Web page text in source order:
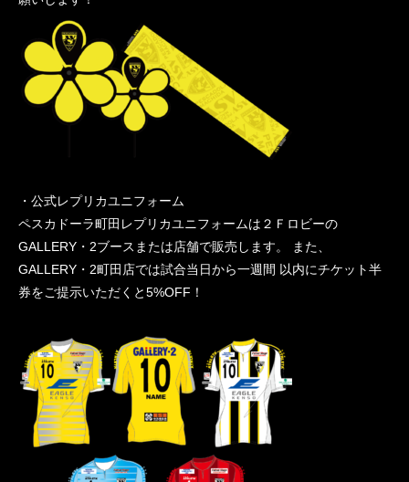
・公式レプリカユニフォーム
ペスカドーラ町田レプリカユニフォームは２Ｆロビーの
GALLERY・2ブースまたは店舗で販売します。 また、
GALLERY・2町田店では試合当日から一週間 以内にチケット半
券をご提示いただくと5%OFF！